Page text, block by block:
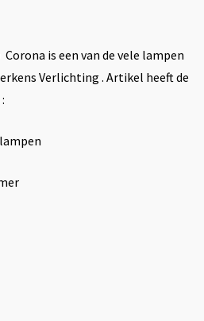
is een van de vele lampen
Verlichting . Artikel heeft de